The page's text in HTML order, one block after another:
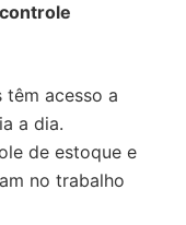
controle
têm acesso a
a dia.
de estoque e
no trabalho